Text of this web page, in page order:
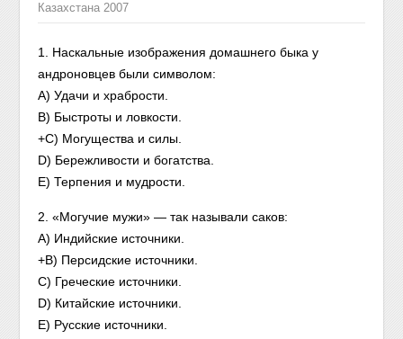
Казахстана 2007
1. Наскальные изображения домашнего быка у
андроновцев были символом:
A) Удачи и храбрости.
B) Быстроты и ловкости.
+C) Могущества и силы.
D) Бережливости и богатства.
E) Терпения и мудрости.
2. «Могучие мужи» — так называли саков:
A) Индийские источники.
+B) Персидские источники.
C) Греческие источники.
D) Китайские источники.
E) Русские источники.